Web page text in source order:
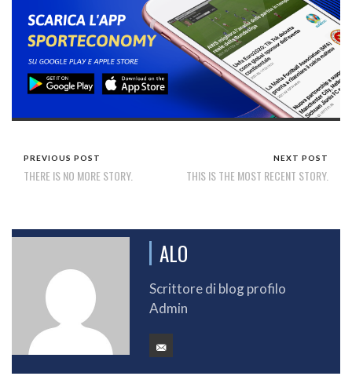
PREVIOUS POST
THERE IS NO MORE STORY.
NEXT POST
THIS IS THE MOST RECENT STORY.
ALO
Scrittore di blog profilo
Admin